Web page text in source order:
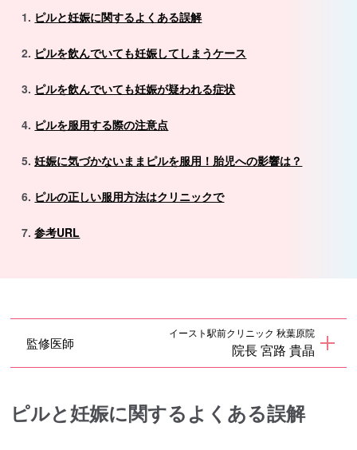
ピルと妊娠に関するよくある誤解
ピルを飲んでいても妊娠してしまうケース
ピルを飲んでいても妊娠が疑われる症状
ピルを服用する際の注意点
妊娠に気づかないままピルを服用！胎児への影響は？
ピルの正しい服用方法はクリニックで
参考URL
監修医師
イースト駅前クリニック 秋葉原院
院長 宮路 貴晶
ピルと妊娠に関するよくある誤解